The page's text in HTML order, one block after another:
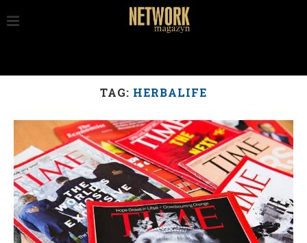
TAG: HERBALIFE